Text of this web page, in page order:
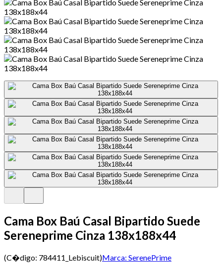
Cama Box Baú Casal Bipartido Suede
Sereneprime Cinza 138x188x44
(C�digo: 784411_Lebiscuit)Marca: SerenePrime